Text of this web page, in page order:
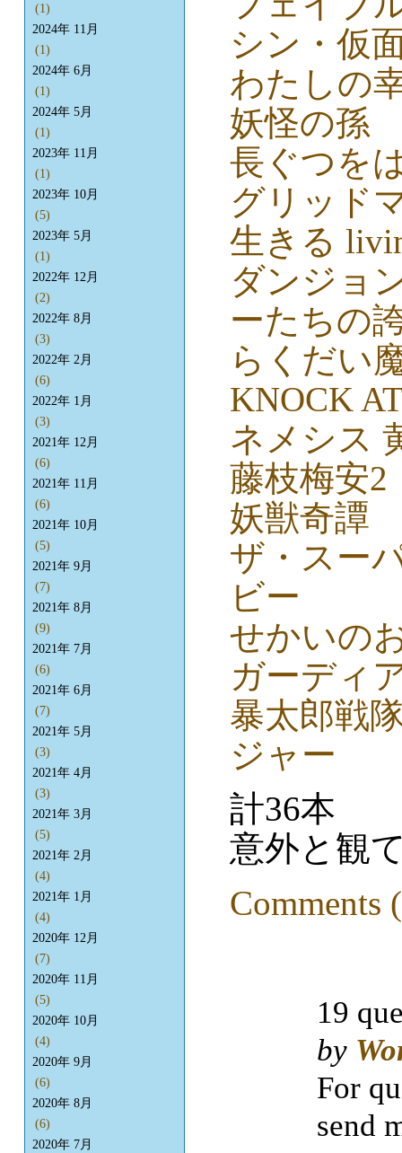
シン・仮
わたしの
妖怪の孫
長ぐつを
グリッド
生きる
ダンジョ
ーたちの
らくだい
KNOCK
ネメシス
藤枝梅安2
妖獣奇譚
ザ・スー
ビー
せかいの
ガーディ
暴太郎戦
ジャー
計36本
意外と観
Comments
(1)
2024年 11月
(1)
2024年 6月
(1)
2024年 5月
(1)
2023年 11月
(1)
2023年 10月
(5)
2023年 5月
(1)
2022年 12月
(2)
2022年 8月
(3)
2022年 2月
(6)
2022年 1月
(3)
2021年 12月
(6)
2021年 11月
(6)
2021年 10月
(5)
2021年 9月
(7)
2021年 8月
(9)
2021年 7月
(6)
2021年 6月
(7)
2021年 5月
(3)
2021年 4月
(3)
2021年 3月
(5)
2021年 2月
(4)
2021年 1月
(4)
2020年 12月
(7)
2020年 11月
(5)
2020年 10月
(4)
2020年 9月
(6)
2020年 8月
(6)
2020年 7月
19
by
For
send